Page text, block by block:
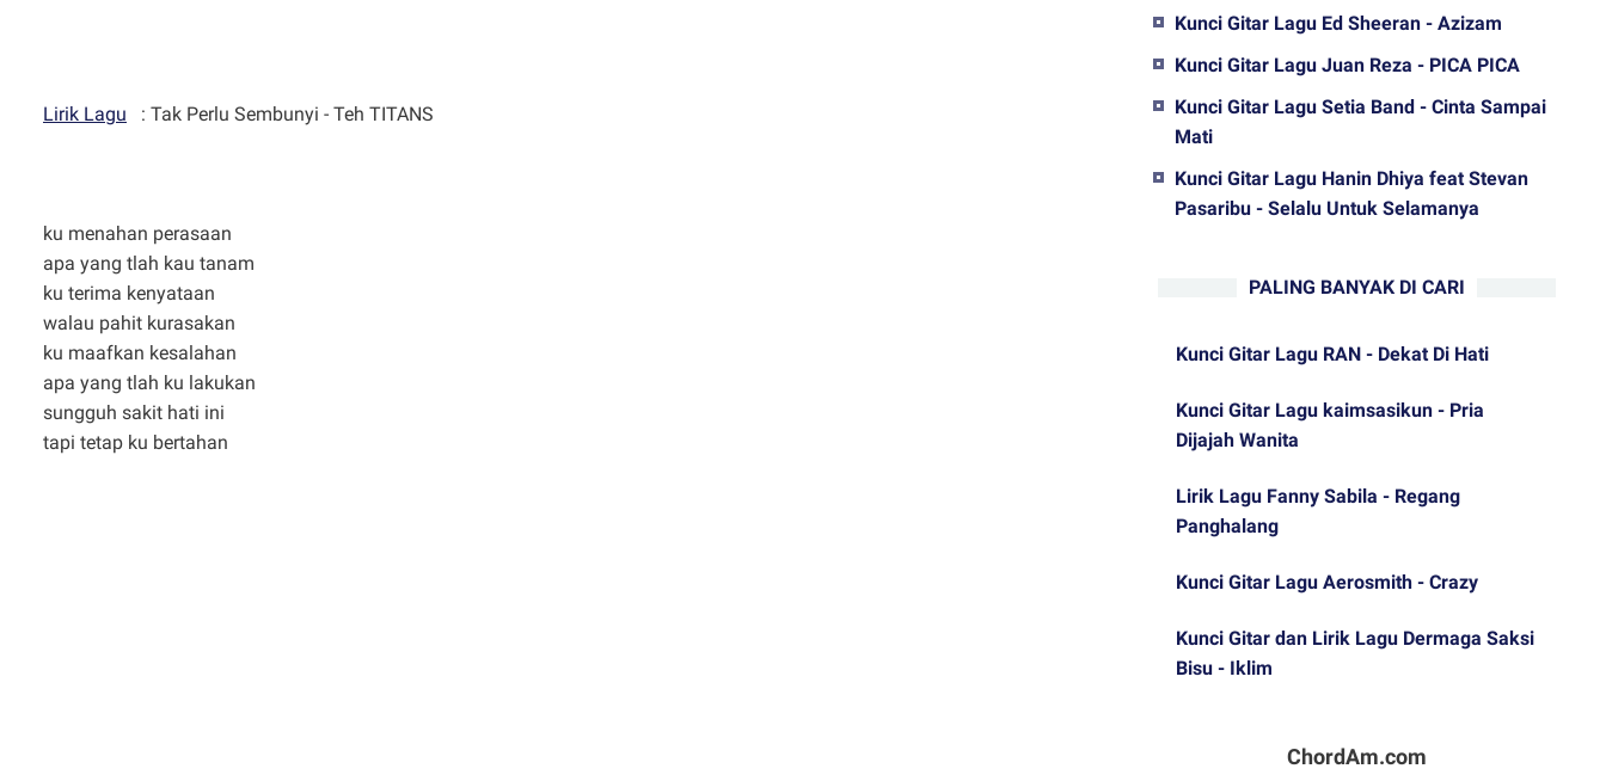
Lirik Lagu : Tak Perlu Sembunyi - Teh TITANS
ku menahan perasaan
apa yang tlah kau tanam
ku terima kenyataan
walau pahit kurasakan
ku maafkan kesalahan
apa yang tlah ku lakukan
sungguh sakit hati ini
tapi tetap ku bertahan
Kunci Gitar Lagu Ed Sheeran - Azizam
Kunci Gitar Lagu Juan Reza - PICA PICA
Kunci Gitar Lagu Setia Band - Cinta Sampai
Mati
Kunci Gitar Lagu Hanin Dhiya feat Stevan
Pasaribu - Selalu Untuk Selamanya
PALING BANYAK DI CARI
Kunci Gitar Lagu RAN - Dekat Di Hati
Kunci Gitar Lagu kaimsasikun - Pria
Dijajah Wanita
Lirik Lagu Fanny Sabila - Regang
Panghalang
Kunci Gitar Lagu Aerosmith - Crazy
Kunci Gitar dan Lirik Lagu Dermaga Saksi
Bisu - Iklim
ChordAm.com